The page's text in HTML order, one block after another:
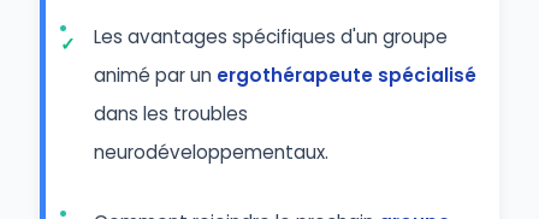
Les avantages spécifiques d'un groupe
animé par un ergothérapeute spécialisé
dans les troubles
neurodéveloppementaux.